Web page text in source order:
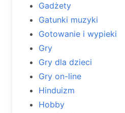
Gadżety
Gatunki muzyki
Gotowanie i wypieki
Gry
Gry dla dzieci
Gry on-line
Hinduizm
Hobby